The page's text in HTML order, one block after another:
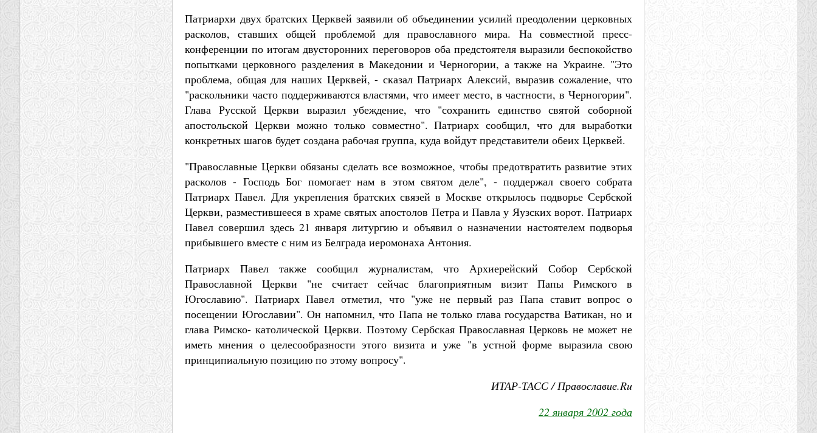
Патриархи двух братских Церквей заявили об объединении усилий преодолении церковных
расколов, ставших общей проблемой для православного мира. На совместной пресс-
конференции по итогам двусторонних переговоров оба предстоятеля выразили беспокойство
попытками церковного разделения в Македонии и Черногории, а также на Украине. "Это
проблема, общая для наших Церквей, - сказал Патриарх Алексий, выразив сожаление, что
"раскольники часто поддерживаются властями, что имеет место, в частности, в Черногории".
Глава Русской Церкви выразил убеждение, что "сохранить единство святой соборной
апостольской Церкви можно только совместно". Патриарх сообщил, что для выработки
конкретных шагов будет создана рабочая группа, куда войдут представители обеих Церквей.
"Православные Церкви обязаны сделать все возможное, чтобы предотвратить развитие этих
расколов - Господь Бог помогает нам в этом святом деле", - поддержал своего собрата
Патриарх Павел. Для укрепления братских связей в Москве открылось подворье Сербской
Церкви, разместившееся в храме святых апостолов Петра и Павла у Яузских ворот. Патриарх
Павел совершил здесь 21 января литургию и объявил о назначении настоятелем подворья
прибывшего вместе с ним из Белграда иеромонаха Антония.
Патриарх Павел также сообщил журналистам, что Архиерейский Собор Сербской
Православной Церкви "не считает сейчас благоприятным визит Папы Римского в
Югославию". Патриарх Павел отметил, что "уже не первый раз Папа ставит вопрос о
посещении Югославии". Он напомнил, что Папа не только глава государства Ватикан, но и
глава Римско- католической Церкви. Поэтому Сербская Православная Церковь не может не
иметь мнения о целесообразности этого визита и уже "в устной форме выразила свою
принципиальную позицию по этому вопросу".
ИТАР-ТАСС / Православие.Ru
22 января 2002 года